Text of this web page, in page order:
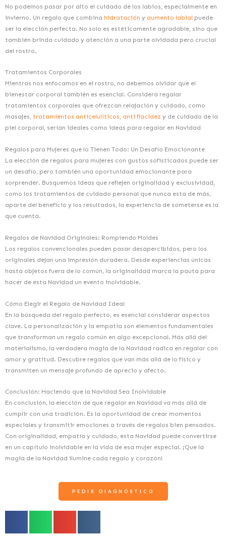
No podemos pasar por alto el cuidado de los labios, especialmente en
invierno. Un regalo que combina hidratación y aumento labial puede
ser la elección perfecta. No solo es estéticamente agradable, sino que
también brinda cuidado y atención a una parte olvidada pero crucial
del rostro.
Tratamientos Corporales
Mientras nos enfocamos en el rostro, no debemos olvidar que el
bienestar corporal también es esencial. Considera regalar
tratamientos corporales que ofrezcan relajación y cuidado, como
masajes, tratamientos anticelulíticos, anti flacidez y de cuidado de la
piel corporal, serían ideales como ideas para regalar en Navidad
Regalos para Mujeres que lo Tienen Todo: Un Desafío Emocionante
La elección de regalos para mujeres con gustos sofisticados puede ser
un desafío, pero también una oportunidad emocionante para
sorprender. Busquemos ideas que reflejen originalidad y exclusividad,
como los tratamientos de cuidado personal que nunca esta de más,
aparte del beneficio y los resultados, la experiencia de someterse es la
que cuenta.
Regalos de Navidad Originales: Rompiendo Moldes
Los regalos convencionales pueden pasar desapercibidos, pero los
originales dejan una impresión duradera. Desde experiencias únicas
hasta objetos fuera de lo común, la originalidad marca la pauta para
hacer de esta Navidad un evento inolvidable.
Cómo Elegir el Regalo de Navidad Ideal
En la búsqueda del regalo perfecto, es esencial considerar aspectos
clave. La personalización y la empatía son elementos fundamentales
que transforman un regalo común en algo excepcional. Más allá del
materialismo, la verdadera magia de la Navidad radica en regalar con
amor y gratitud. Descubre regalos que van más allá de lo físico y
transmiten un mensaje profundo de aprecio y afecto.
Conclusión: Haciendo que la Navidad Sea Inolvidable
En conclusión, la elección de que regalar en Navidad va más allá de
cumplir con una tradición. Es la oportunidad de crear momentos
especiales y transmitir emociones a través de regalos bien pensados.
Con originalidad, empatía y cuidado, esta Navidad puede convertirse
en un capítulo inolvidable en la vida de esa mujer especial. ¡Que la
magia de la Navidad ilumine cada regalo y corazón!
PEDIR DIAGNÓSTICO